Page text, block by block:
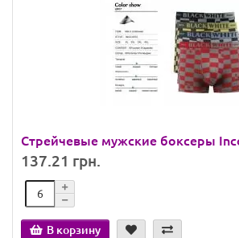
Стрейчевые мужские боксеры
137.21 грн.
В корзину